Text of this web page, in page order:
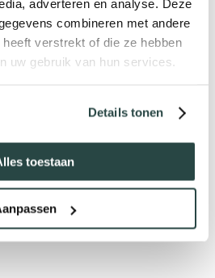
adverteren en analyse. Deze
combineren met andere
verstrekt of die ze hebben
uw gebruik van hun services.
Details tonen
toestaan